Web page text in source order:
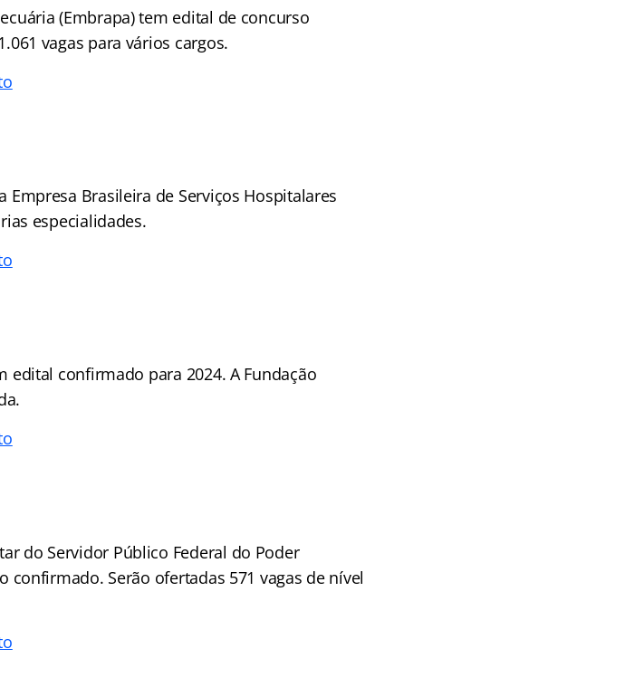
(Embrapa) tem edital de concurso
vagas para vários cargos.
Brasileira de Serviços Hospitalares
especialidades.
edital confirmado para 2024. A Fundação
do Servidor Público Federal do Poder
Serão ofertadas 571 vagas de nível